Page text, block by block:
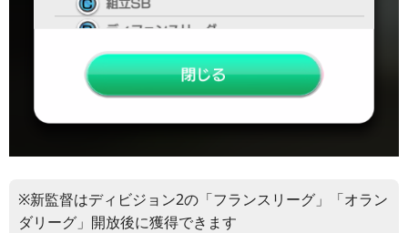
※新監督はディビジョン2の「フランスリーグ」「オラン
ダリーグ」開放後に獲得できます